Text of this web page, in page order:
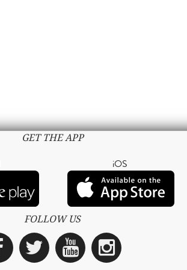
GET THE APP
iOS
FOLLOW US
Facebook
TwitterYouTube